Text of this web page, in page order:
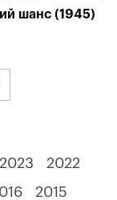
шанс (1945)
2023
2022
2015